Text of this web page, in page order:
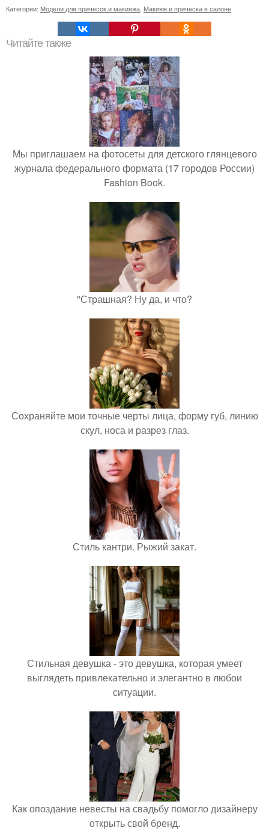
Категории: Модели для причесок и макияжа Макияж и прическа в салоне
Читайте также
Мы приглашаем на фотосеты для детского глянцевого
журнала федерального формата (17 городов России)
Fashion Book.
"Страшная? Ну да, и что?
Сохраняйте мои точные черты лица, форму губ, линию
скул, носа и разрез глаз.
Стиль кантри. Рыжий закат.
Стильная девушка - это девушка, которая умеет
выглядеть привлекательно и элегантно в любои
ситуации.
Как опоздание невесты на свадьбу помогло дизайнеру
открыть свой бренд.